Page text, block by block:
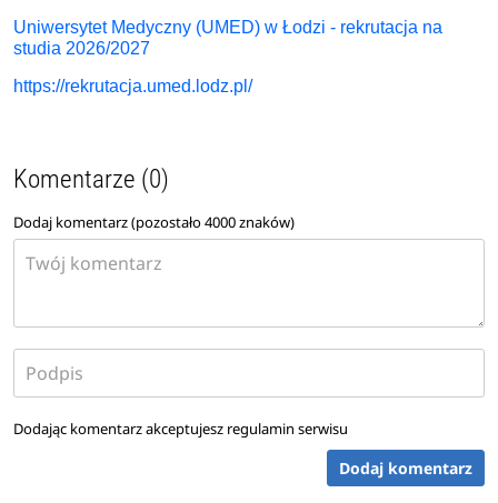
Uniwersytet Medyczny (UMED) w Łodzi - rekrutacja na
studia 2026/2027
https://rekrutacja.umed.lodz.pl/
Komentarze (0)
Dodaj komentarz (pozostało4000znaków)
Dodając komentarz akceptujesz regulamin serwisu
Dodaj komentarz